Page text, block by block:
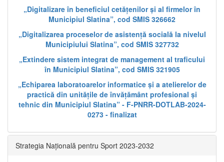
„Digitalizare în beneficiul cetățenilor și al firmelor în
Municipiul Slatina”, cod SMIS 326662
„Digitalizarea proceselor de asistență socială la nivelul
Municipiului Slatina”, cod SMIS 327732
„Extindere sistem integrat de management al traficului
în Municipiul Slatina”, cod SMIS 321905
„Echiparea laboratoarelor informatice și a atelierelor de
practică din unitățile de învățământ profesional și
tehnic din Municipiul Slatina” - F-PNRR-DOTLAB-2024-
0273 - finalizat
Strategia Națională pentru Sport 2023-2032